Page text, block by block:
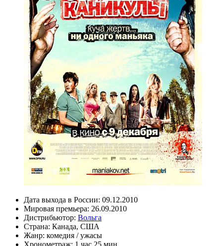
Дата выхода в России: 09.12.2010
Мировая премьера: 26.09.2010
Дистрибьютор: Вольга
Страна: Канада, США
Жанр: комедия /ужасы
Хронометраж: 1 час 25 мин.